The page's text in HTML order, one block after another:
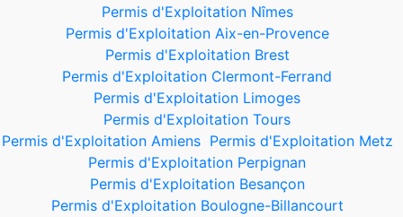
Permis d'Exploitation Nîmes
Permis d'Exploitation Aix-en-Provence
Permis d'Exploitation Brest
Permis d'Exploitation Clermont-Ferrand
Permis d'Exploitation Limoges
Permis d'Exploitation Tours
Permis d'Exploitation Amiens Permis d'Exploitation Metz
Permis d'Exploitation Perpignan
Permis d'Exploitation Besançon
Permis d'Exploitation Boulogne-Billancourt